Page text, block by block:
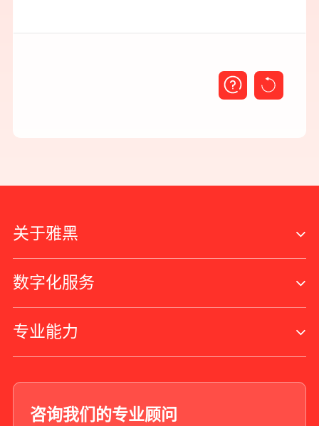
关于雅黑
数字化服务
专业能力
咨询我们的专业顾问